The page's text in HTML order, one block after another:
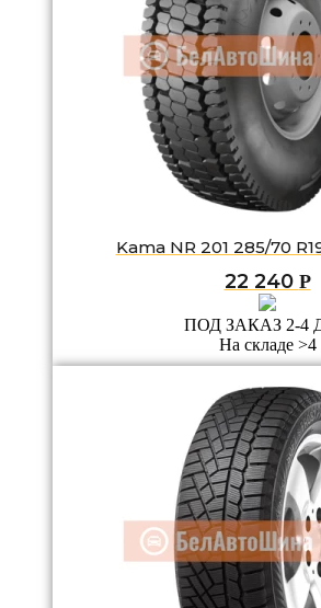
Kama NR 201 285/70
22 240 Р
ПОД ЗАКАЗ 2-4
На складе >4